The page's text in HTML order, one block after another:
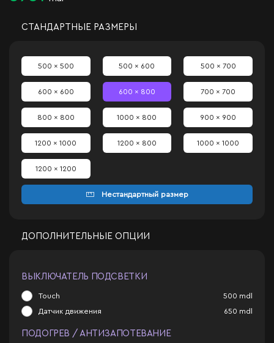
СТАНДАРТНЫЕ РАЗМЕРЫ
500 x 500 500 x 600 500 x 700
600 x 600 600 x 800 700 x 700
800 x 800 1000 x 800 900 x 900
1200 x 1000 1200 x 800 1000 x 1000
1200 x 1200
Нестандартный размер
ДОПОЛНИТЕЛЬНЫЕ ОПЦИИ
ВЫКЛЮЧАТЕЛЬ ПОДСВЕТКИ
Touch 500 mdl
Датчик движения 650 mdl
ПОДОГРЕВ / АНТИЗАПОТЕВАНИЕ